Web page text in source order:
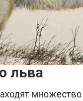
льва